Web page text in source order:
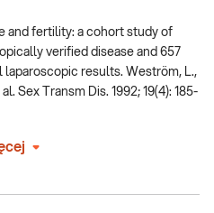
and fertility: a cohort study of
verified disease and 657
results. Weström, L.,
Sex Transm Dis. 1992; 19(4): 185-